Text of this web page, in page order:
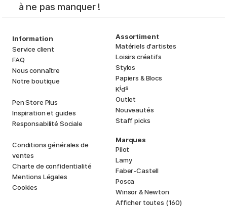
à ne pas manquer !
Information
Service client
FAQ
Nous connaître
Notre boutique
Pen Store Plus
Inspiration et guides
Responsabilité Sociale
Conditions générales de
ventes
Charte de confidentialité
Mentions Légales
Cookies
Assortiment
Matériels d'artistes
Loisirs créatifs
Stylos
Papiers & Blocs
Kids
Outlet
Nouveautés
Staff picks
Marques
Pilot
Lamy
Faber-Castell
Posca
Winsor & Newton
Afficher toutes (160)